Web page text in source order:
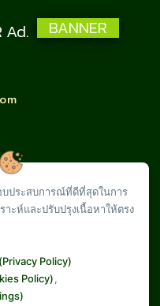
Ad. BANNER
บประสบการณ์ที่ดีที่สุดในการ
าะห์และปรับปรุงเนื้อหาให้ตรง
Policy)
Policy),